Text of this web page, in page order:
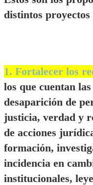
distintos
1. Fortalecer los
los que cuentan
desaparición de
justicia, verdad y
de acciones
formación,
incidencia en
institucionales,